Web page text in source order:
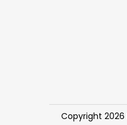
Copyright 2026